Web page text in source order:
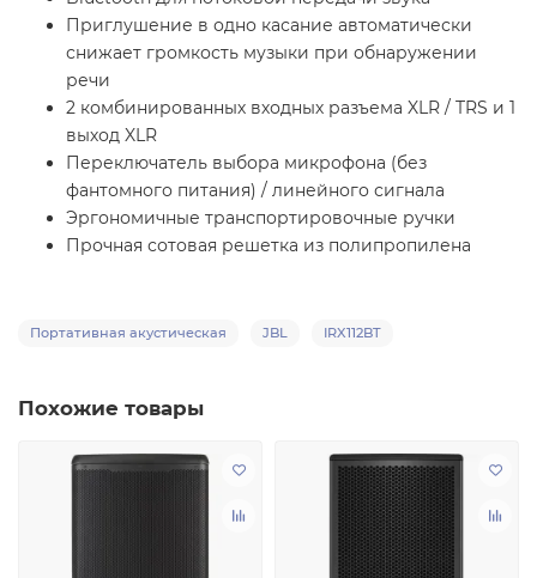
Приглушение в одно касание автоматически
снижает громкость музыки при обнаружении
речи
2 комбинированных входных разъема XLR / TRS и 1
выход XLR
Переключатель выбора микрофона (без
фантомного питания) / линейного сигнала
Эргономичные транспортировочные ручки
Прочная сотовая решетка из полипропилена
Портативная акустическая JBL IRX112BT
Похожие товары